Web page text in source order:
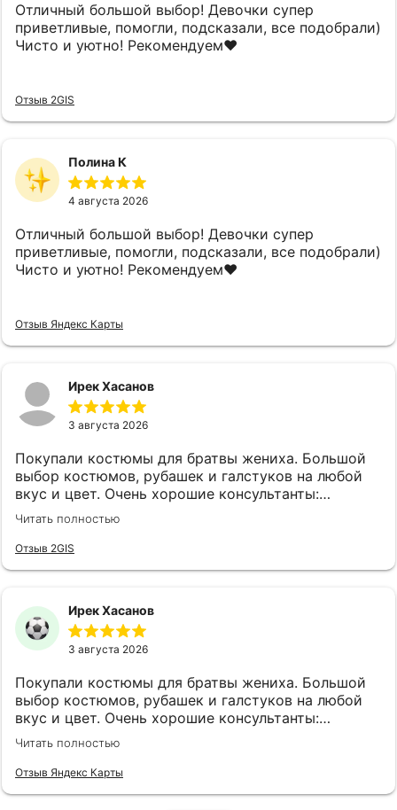
Отличный большой выбор! Девочки супер
приветливые, помогли, подсказали, все подобрали)
Чисто и уютно! Рекомендуем❤️
Отзыв 2GIS
Полина К
4 августа 2026
Отличный большой выбор! Девочки супер
приветливые, помогли, подсказали, все подобрали)
Чисто и уютно! Рекомендуем❤️
Отзыв Яндекс Карты
Ирек Хасанов
3 августа 2026
Покупали костюмы для братвы жениха. Большой
выбор костюмов, рубашек и галстуков на любой
вкус и цвет. Очень хорошие консультанты:
клиентоориентированы, эмпатичны, симпатичны, с
хорошим вкусом. Огромная благодарность
консультантам Анне и Ляле! Также наливают чай,
Читать полностью
Отзыв 2GIS
Ирек Хасанов
3 августа 2026
Покупали костюмы для братвы жениха. Большой
выбор костюмов, рубашек и галстуков на любой
вкус и цвет. Очень хорошие консультанты:
клиентоориентированы, эмпатичны, симпатичны, с
хорошим вкусом. Огромная благодарность
консультантам Анне и Ляле! Также наливают чай,
Читать полностью
Отзыв Яндекс Карты